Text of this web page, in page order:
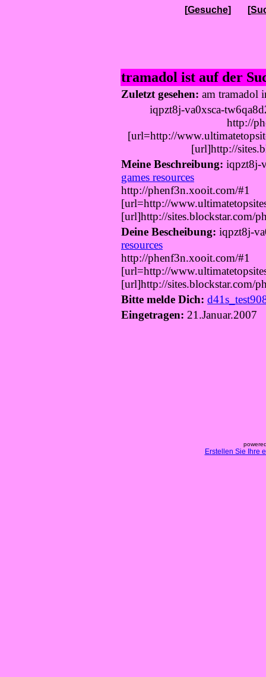
[Gesuche] [
tramadol ist auf der
Zuletzt gesehen: am tramadol
iqpzt8j-va0xsca-
http://
[url=http://
[url]http://
Meine Beschreibung: iqpzt8j-
games resources
http://phenf3n.xooit.com/#1
[url=http://
[url]http://sites.blockstar.com/
Deine Bescheibung: iqpzt8j-
resources
http://phenf3n.xooit.com/#1
[url=http://
[url]http://sites.blockstar.com/
Bitte melde Dich:
Eingetragen: 21.Januar.2007
Erstellen Sie Ihre